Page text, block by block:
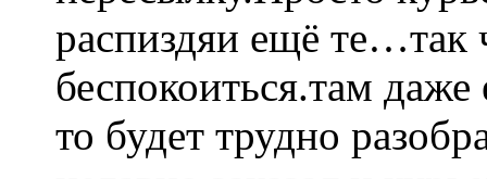
распиздяи ещё те…так
беспокоиться.там даже
то будет трудно